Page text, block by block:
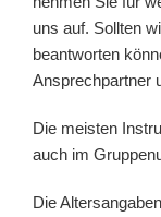
uns auf. Sollten
beantworten
Ansprechpartner
Die meisten
auch im
Die